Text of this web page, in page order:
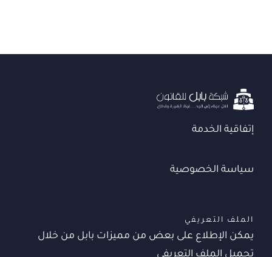
إتفاقية الخدمة
سياسة الخصوصية
الملف التعريفي
يمكن الإطلاع على بعض من مميزات بابل من خلال
تحميل الملف التعريفي